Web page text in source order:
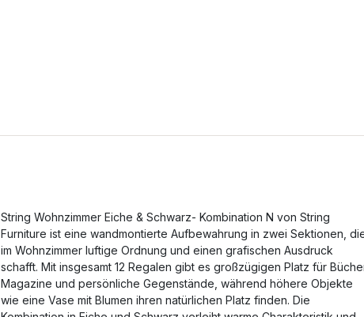
String Wohnzimmer Eiche & Schwarz- Kombination N von String
Furniture ist eine wandmontierte Aufbewahrung in zwei Sektionen,
im Wohnzimmer luftige Ordnung und einen grafischen Ausdruck
schafft. Mit insgesamt 12 Regalen gibt es großzügigen Platz für
Magazine und persönliche Gegenstände, während höhere Objekte
wie eine Vase mit Blumen ihren natürlichen Platz finden. Die